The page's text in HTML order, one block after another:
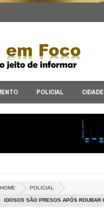
POLICIAL
HOME POLICIAL
IDOSOS SÃO PRESOS APÓS ROUBAR